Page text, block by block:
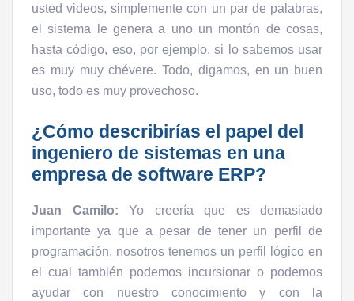
usted videos, simplemente con un par de palabras,
el sistema le genera a uno un montón de cosas,
hasta código, eso, por ejemplo, si lo sabemos usar
es muy muy chévere. Todo, digamos, en un buen
uso, todo es muy provechoso.
¿Cómo describirías el papel del
ingeniero de sistemas en una
empresa de software ERP?
Juan Camilo: Yo creería que es demasiado
importante ya que a pesar de tener un perfil de
programación, nosotros tenemos un perfil lógico en
el cual también podemos incursionar o podemos
ayudar con nuestro conocimiento y con la